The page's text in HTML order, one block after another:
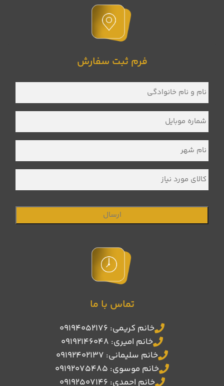
فرم ثبت سفارش
نام
و
نام
خانوادگی
*
شماره
موبایل *
نام
شهر *
کالای
مورد
نیاز
تماس با ما
خانم کریمی: 09194052176
خانم امیری: 09192146048
خانم سلیمانی: 09192402137
خانم موسوی: 09192075485
خانم احمدی: 09192507146